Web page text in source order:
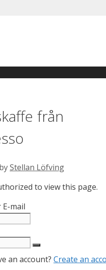
från
byStellan Löfving
to view this page.
mail
an account? Create an